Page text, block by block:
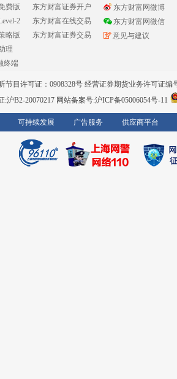
费版
2
略版
理
终端
东方财富证券开户
东方财富在线交易
东方财富证券交易
东方财富网微博
东方财富网微信
意见与建议
节目许可证：0908328号 经营证券期货业务许可证编
:沪B2-20070217 网站备案号:沪ICP备05006054号-11
可持续发展 广告服务 供应商平台